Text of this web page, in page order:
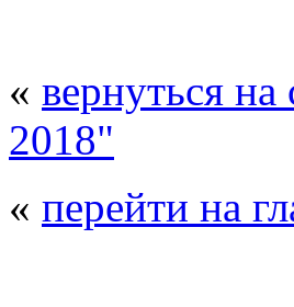
« вернуться
2018"
« перейти на